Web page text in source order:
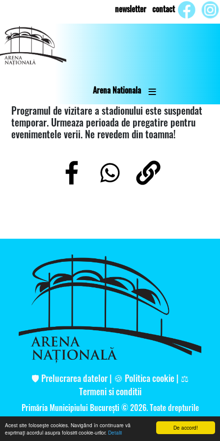
De accord!
Acest site foloseşte cookies. Navigând în continuare vă
exprimaţi acordul asupra folosirii cookie-urilor. Detalii
main
content
newsletter contact
Arena Nationala
Programul de vizitare a stadionului este suspendat
temporar. Urmeaza perioada de pregatire pentru
evenimentele verii. Ne revedem din toamna!
🛡️ Prelucrarea datelor| 🍪 Politica cookie| ⚖️
Termeni si conditii
Primăria Municipiului București © 2026. Toate drepturile
rezervate.